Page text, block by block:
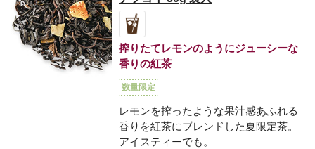
搾りたてレモンのようにジューシーな
香りの紅茶
数量限定
レモンを搾ったような果汁感あふれる
香りを紅茶にブレンドした夏限定茶。
アイスティーでも。